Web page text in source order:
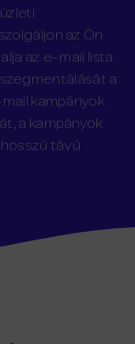
az Ön
az e-mail lista
a
kampányok
a kampányok
távú